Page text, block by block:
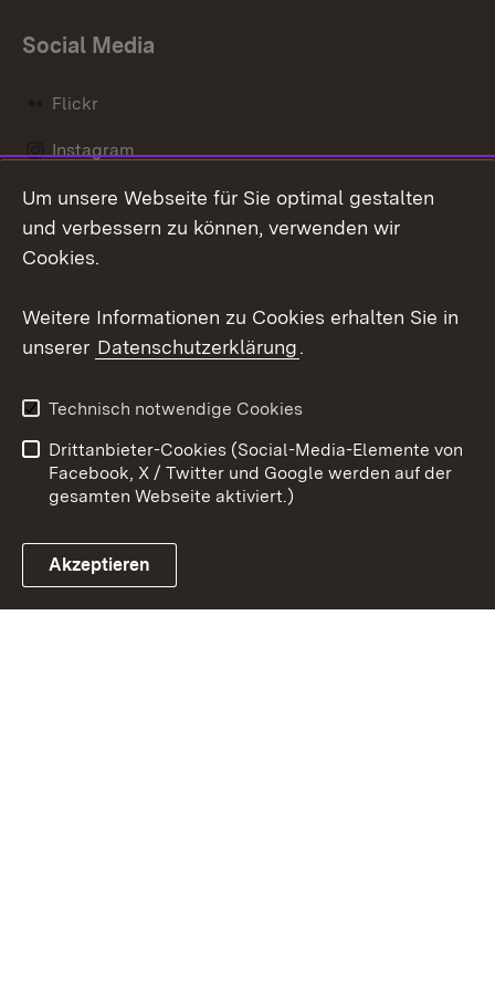
Social Media
Flickr
Instagram
Social Wall
Link zum Landesportal
Barrierefreiheit
Benutzungshinweise
Impressum
Cookies
Um unsere Webseite für Sie optimal gestalten
und verbessern zu können, verwenden wir
Cookies.
Weitere Informationen zu Cookies erhalten Sie in
unserer Datenschutzerklärung.
Technisch notwendige Cookies
Drittanbieter-Cookies (Social-Media-Elemente von
Facebook, X / Twitter und Google werden auf der
gesamten Webseite aktiviert.)
Akzeptieren